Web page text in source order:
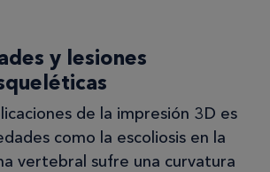
y lesiones
de la impresión 3D es
como la escoliosis en la
vertebral sufre una curvatura